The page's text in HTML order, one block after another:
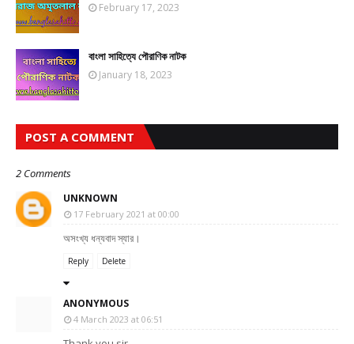
February 17, 2023
বাংলা সাহিত্যে পৌরাণিক নাটক
January 18, 2023
POST A COMMENT
2 Comments
UNKNOWN
17 February 2021 at 00:00
অসংখ্য ধন্যবাদ স্যার।
Reply Delete
ANONYMOUS
4 March 2023 at 06:51